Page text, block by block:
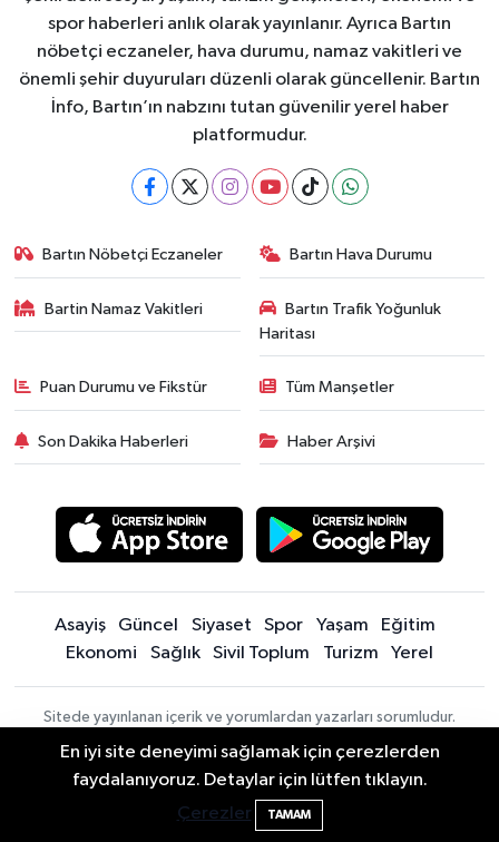
spor haberleri anlık olarak yayınlanır. Ayrıca Bartın
nöbetçi eczaneler, hava durumu, namaz vakitleri ve
önemli şehir duyuruları düzenli olarak güncellenir. Bartın
İnfo, Bartın’ın nabzını tutan güvenilir yerel haber
platformudur.
Bartın Nöbetçi Eczaneler Bartın Hava Durumu
Bartin Namaz Vakitleri
Bartın Trafik Yoğunluk
Haritası
Puan Durumu ve Fikstür Tüm Manşetler
Son Dakika Haberleri Haber Arşivi
Asayiş Güncel Siyaset Spor Yaşam
Eğitim
Ekonomi
Sağlık Sivil Toplum Turizm Yerel
Sitede yayınlanan içerik ve yorumlardan yazarları sorumludur.
Bartın İnfo sorumlu tutulamaz. Sitedeki tüm harici linkler ayrı bir
sayfada açılır. Sitemizde yayınlanan haber, köşe yazıları ve
fotoğraflar izin alınmaksızın kaynak gösterilse dahi, herhangi bir
ortamda kullanılamaz ve yayınlanamaz
En iyi site deneyimi sağlamak için çerezlerden
faydalanıyoruz. Detaylar için lütfen tıklayın.
Çerezler
TAMAM
Elektrik arızasını onanırken akıma kapılan